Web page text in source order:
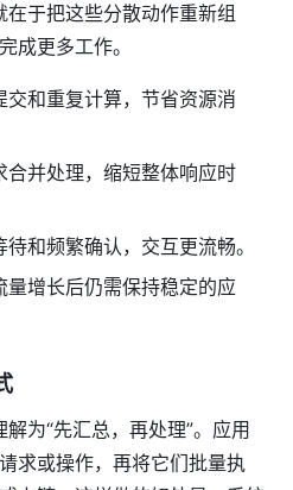
于把这些分散动作重新组
成更多工作。
交和重复计算，节省资源消
合并处理，缩短整体响应时
和频繁确认，交互更流畅。
量增长后仍需保持稳定的应
为“先汇总，再处理”。应用
求或操作，再将它们批量执